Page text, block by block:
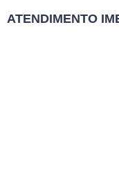
ATENDIMENTO